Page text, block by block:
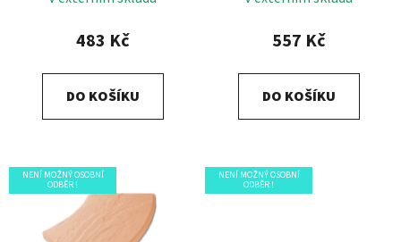
483 Kč
DO KOŠÍKU
557 Kč
DO KOŠÍKU
NENÍ MOŽNÝ OSOBNÍ
ODBĚR !
NENÍ MOŽNÝ OSOBNÍ
ODBĚR !